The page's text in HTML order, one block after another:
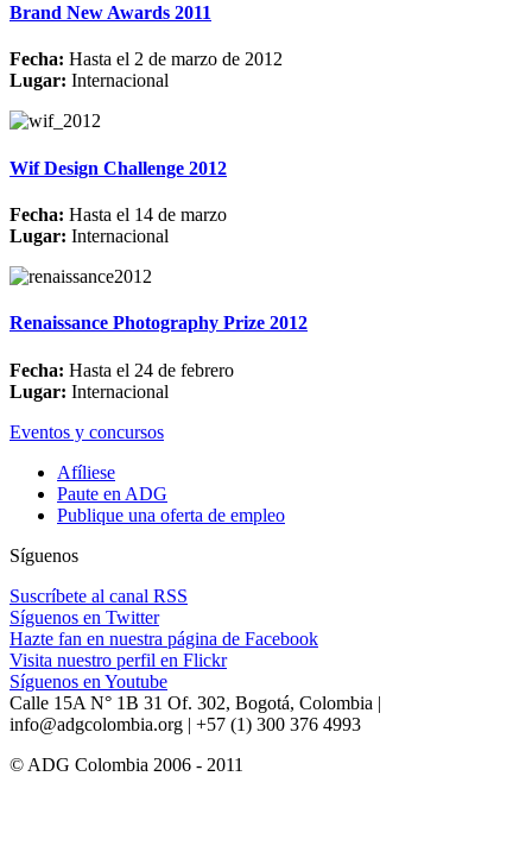
Brand New Awards 2011
Fecha: Hasta el 2 de marzo de 2012
Lugar: Internacional
Wif Design Challenge 2012
Fecha: Hasta el 14 de marzo
Lugar: Internacional
Renaissance Photography Prize 2012
Fecha: Hasta el 24 de febrero
Lugar: Internacional
Eventos y concursos
Afíliese
Paute en ADG
Publique una oferta de empleo
Síguenos
Suscríbete al canal RSS
Síguenos en Twitter
Hazte fan en nuestra página de Facebook
Visita nuestro perfil en Flickr
Síguenos en Youtube
Calle 15A N° 1B 31 Of. 302, Bogotá, Colombia |
info@adgcolombia.org | +57 (1) 300 376 4993
© ADG Colombia 2006 - 2011